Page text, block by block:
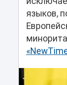
языков,